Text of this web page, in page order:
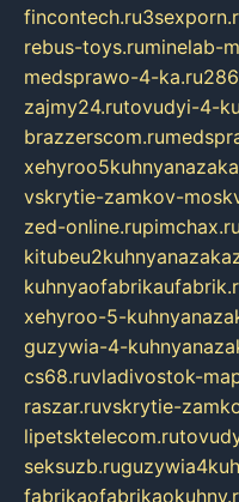
fincontech.ru
rebus-toys.ruminelab-
medsprawo-4-ka.ru
zajmy24.rutovudyi-4-
brazzerscom.ru
vskrytie-zamkov-
zed-online.rupimchax.ru
xehyroo-5-
guzywia-4-
cs68.ruvladivostok-
raszar.ruvskrytie-
lipetsktelecom.ru
seksuzb.ru